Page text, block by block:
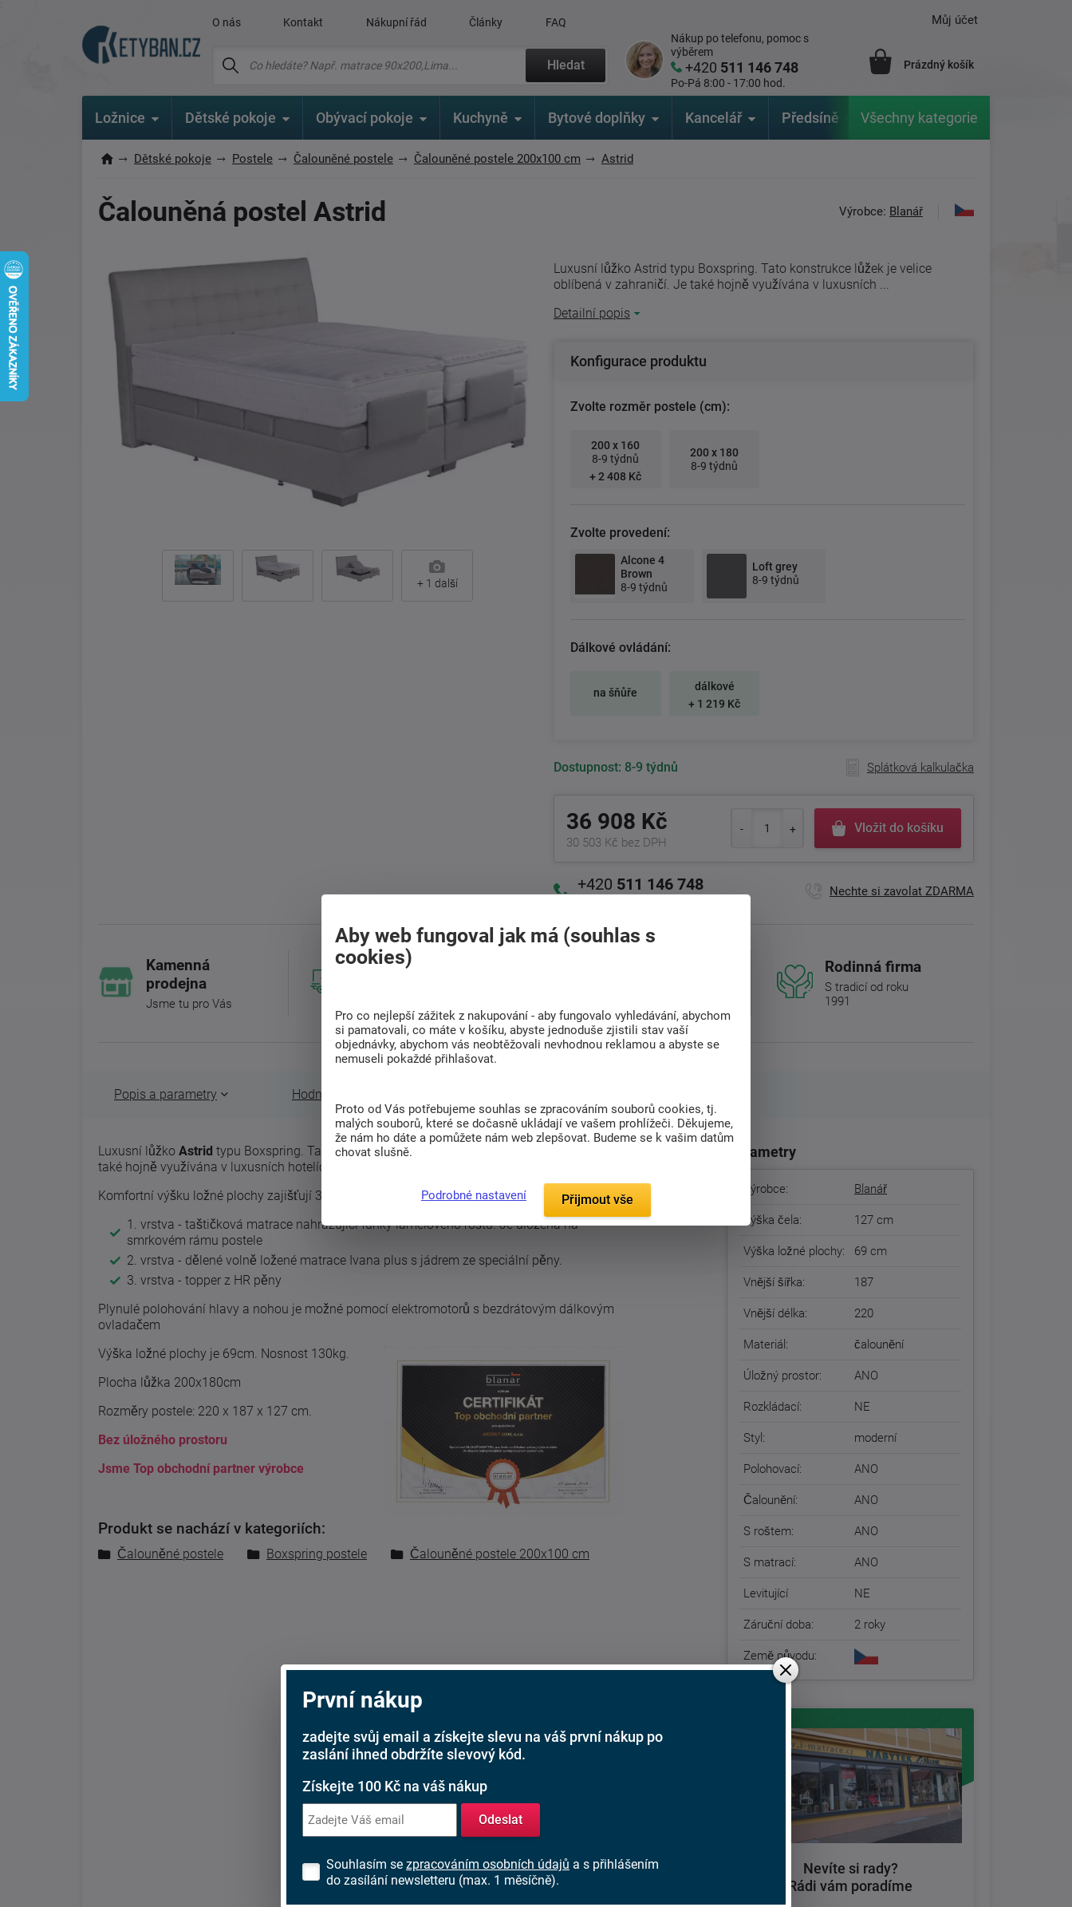
O nás Kontakt Nákupní řád Články FAQ
Hledat
Nákup po telefonu, pomoc s
výběrem
+420 511 146 748
Po-Pá 8:00 - 17:00 hod.
Můj účet
Prázdný košík
Ložnice Dětské pokoje Obývací pokoje Kuchyně Bytové doplňky Kancelář Předsíně Zahrada Značky
Všechny kategorie
Dětské pokoje Postele Čalouněné postele Čalouněné postele 200x100 cm Astrid
Čalouněná postel Astrid Výrobce: Blanář
+ 1 další
Luxusní lůžko Astrid typu Boxspring. Tato konstrukce lůžek je velice
oblíbená v zahraničí. Je také hojně využívána v luxusních ...
Detailní popis
Konfigurace produktu
Zvolte rozměr postele (cm):
200 x 160
8-9 týdnů
+ 2 408 Kč
200 x 180
8-9 týdnů
Zvolte provedení:
Alcone 4
Brown
8-9 týdnů
Loft grey
8-9 týdnů
Dálkové ovládání:
na šňůře
dálkové
+ 1 219 Kč
Dostupnost: 8-9 týdnů Splátková kalkulačka
36 908 Kč
30 503 Kč bez DPH
Vložit do košíku
+420 511 146 748 Nechte si zavolat ZDARMA
Kamenná
prodejna
Jsme tu pro Vás
Doprava
Kč
Rodinná firma
S tradicí od roku
1991
Popis a parametry Hodnocení (0)
Luxusní lůžko Astrid typu Boxspring. Tato konstrukce lůžek je velice oblíbená v zahraničí. Je
také hojně využívána v luxusních hotelích.
Komfortní výšku ložné plochy zajišťují 3 vrstvy matrace:
1. vrstva - taštičková matrace nahrazující funky lamelového roštu. Je uložena na
smrkovém rámu postele
2. vrstva - dělené volně ložené matrace Ivana plus s jádrem ze speciální pěny.
3. vrstva - topper z HR pěny
Plynulé polohování hlavy a nohou je možné pomocí elektromotorů s bezdrátovým dálkovým
ovladačem
Výška ložné plochy je 69cm. Nosnost 130kg.
Plocha lůžka 200x180cm
Rozměry postele: 220 x 187 x 127 cm.
Bez úložného prostoru
Jsme Top obchodní partner výrobce
Produkt se nachází v kategoriích:
Čalouněné postele Boxspring postele Čalouněné postele 200x100 cm
Parametry
Výrobce: Blanář
Výška čela: 127 cm
Výška ložné plochy: 69 cm
Vnější šířka: 187
Vnější délka: 220
Materiál: čalounění
Úložný prostor: ANO
Rozkládací: NE
Styl: moderní
Polohovací: ANO
Čalounění: ANO
S roštem: ANO
S matrací: ANO
Levitující NE
Záruční doba: 2 roky
Země původu:
Nevíte si rady?
Rádi vám poradíme
První nákup
zadejte svůj email a získejte slevu na váš první nákup po
zaslání ihned obdržíte slevový kód.
Získejte 100 Kč na váš nákup
Odeslat
Souhlasím se zpracováním osobních údajů a s přihlášením
do zasílání newsletteru (max. 1 měsíčně).
Aby web fungoval jak má (souhlas s
cookies)
Pro co nejlepší zážitek z nakupování - aby fungovalo vyhledávání, abychom
si pamatovali, co máte v košíku, abyste jednoduše zjistili stav vaší
objednávky, abychom vás neobtěžovali nevhodnou reklamou a abyste se
nemuseli pokaždé přihlašovat.
Proto od Vás potřebujeme souhlas se zpracováním souborů cookies, tj.
malých souborů, které se dočasně ukládají ve vašem prohlížeči. Děkujeme,
že nám ho dáte a pomůžete nám web zlepšovat. Budeme se k vašim datům
chovat slušně.
Podrobné nastavení Přijmout vše